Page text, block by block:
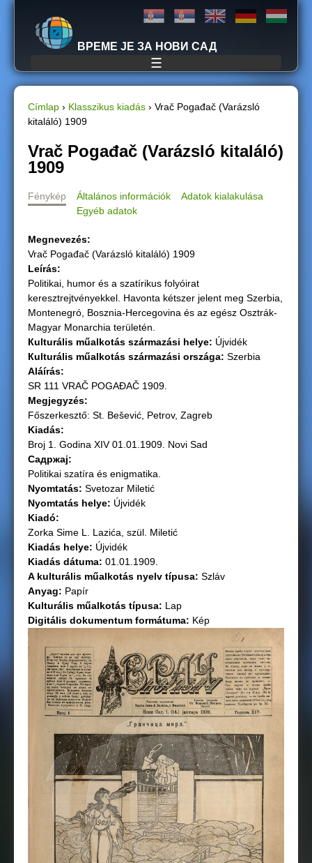
Jump to navigation
ВРЕМЕ ЈЕ ЗА НОВИ САД
☰
J
e
n
l
e
g
i
h
e
l
y
Címlap › Klasszikus kiadás › Vrač Pogađač (Varázsló
kitaláló) 1909
Vrač Pogađač (Varázsló kitaláló)
1909
Fénykép Általános információk
Adatok kialakulása
Egyéb adatok
Megnevezés:
Vrač Pogađač (Varázsló kitaláló) 1909
Leírás:
Politikai, humor és a szatírikus folyóirat
keresztrejtvényekkel. Havonta kétszer jelent meg Szerbia,
Montenegró, Bosznia-Hercegovina és az egész Osztrák-
Magyar Monarchia területén.
Кulturális műalkotás származási helye: Újvidék
Кulturális műalkotás származási országа: Szerbia
Aláírás:
SR 111 VRAČ POGAĐAČ 1909.
Megjegyzés:
Főszerkesztő: St. Bešević, Petrov, Zagreb
Kiadás:
Broj 1. Godina XIV 01.01.1909. Novi Sad
Садржај:
Politikai szatíra és enigmatika.
Nyomtatás: Svetozar Miletić
Nyomtatás helye: Újvidék
Kiadó:
Zorka Sime L. Lazića, szül. Miletić
Kiadás helye: Újvidék
Kiadás dátuma: 01.01.1909.
A kulturális műalkotás nyelv típusa: Szláv
Anyag: Papír
Kulturális műalkotás típusa: Lap
Digitális dokumentum formátuma: Kép